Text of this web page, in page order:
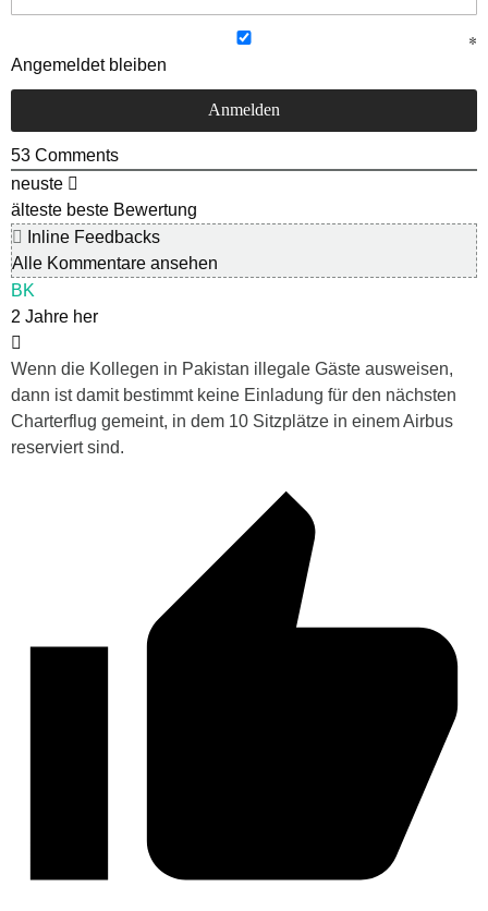
Angemeldet bleiben
53 Comments
neuste
älteste beste Bewertung
Inline Feedbacks
Alle Kommentare ansehen
BK
2 Jahre her
Wenn die Kollegen in Pakistan illegale Gäste ausweisen,
dann ist damit bestimmt keine Einladung für den nächsten
Charterflug gemeint, in dem 10 Sitzplätze in einem Airbus
reserviert sind.